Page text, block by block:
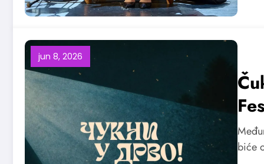
jun 8, 2026
biće